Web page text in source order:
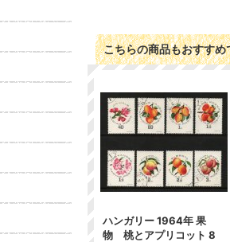
こちらの商品もおすすめ
ハンガリー 1964年 果
物 桃とアプリコット 8